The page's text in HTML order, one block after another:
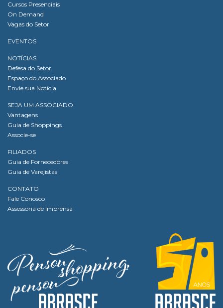
Cursos Presenciais
On Demand
Vagas do Setor
EVENTOS
NOTÍCIAS
Defesa do Setor
Espaço do Associado
Envie sua Notícia
SEJA UM ASSOCIADO
Vantagens
Guia de Shoppings
Associe-se
FILIADOS
Guia de Fornecedores
Guia de Varejistas
CONTATO
Fale Conosco
Assessoria de Imprensa